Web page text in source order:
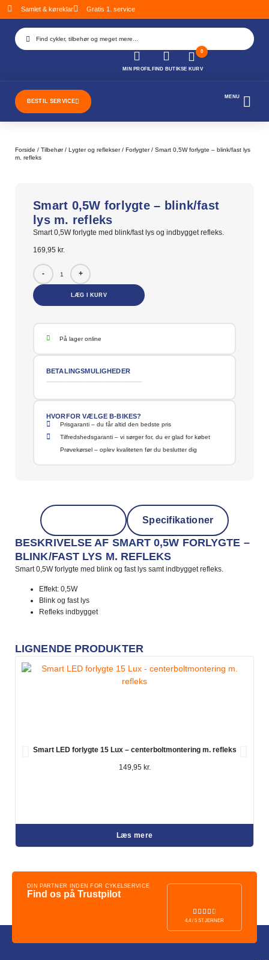
Samlet & køreklar Gratis 1. service
MIN PROFIL FIND BUTIKSE KURV
0
KURV
SE
KURV
BESTIL SERVICE
MENU
Forside / Tilbehør/ Lygter og reflekser/ Forlygter/ Smart 0,5W forlygte – blink/fast lys
m. refleks
Smart 0,5W forlygte – blink/fast
lys m. refleks
Smart 0,5W forlygte med blink/fast lys og indbygget refleks.
169,95 kr.
- +
LÆG I KURV
På lager online
BETALINGSMULIGHEDER
HVORFOR VÆLGE B-BIKES?
Prisgaranti – du får altid den bedste pris
Tilfredshedsgaranti – vi sørger for, du er glad for købet
Prøvekørsel – oplev kvaliteten før du beslutter dig
Specifikationer
BESKRIVELSE AF SMART 0,5W FORLYGTE –
BLINK/FAST LYS M. REFLEKS
Smart 0,5W forlygte med blink og fast lys samt indbygget refleks.
Effekt: 0,5W
Blink og fast lys
Refleks indbygget
LIGNENDE PRODUKTER
Smart LED forlygte 15 Lux – centerboltmontering m. refleks
149,95 kr.
Læs mere
DIN PARTNER INDEN FOR CYKELSERVICE
Find os på Trustpilot
4,4 / 5 STJERNER